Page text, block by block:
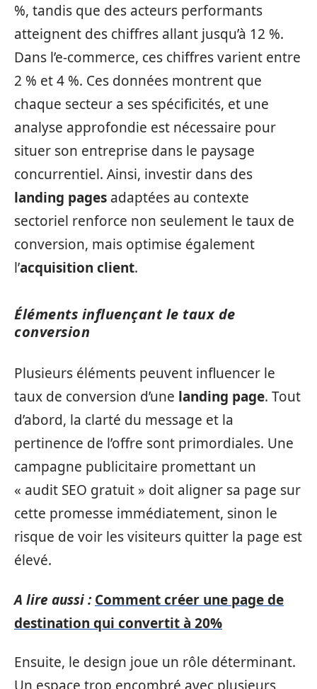
%, tandis que des acteurs performants
atteignent des chiffres allant jusqu’à 12 %.
Dans l’e-commerce, ces chiffres varient entre
2 % et 4 %. Ces données montrent que
chaque secteur a ses spécificités, et une
analyse approfondie est nécessaire pour
situer son entreprise dans le paysage
concurrentiel. Ainsi, investir dans des
landing pages adaptées au contexte
sectoriel renforce non seulement le taux de
conversion, mais optimise également
l’acquisition client.
Éléments influençant le taux de
conversion
Plusieurs éléments peuvent influencer le
taux de conversion d’une landing page. Tout
d’abord, la clarté du message et la
pertinence de l’offre sont primordiales. Une
campagne publicitaire promettant un
« audit SEO gratuit » doit aligner sa page sur
cette promesse immédiatement, sinon le
risque de voir les visiteurs quitter la page est
élevé.
A lire aussi : Comment créer une page de
destination qui convertit à 20%
Ensuite, le design joue un rôle déterminant.